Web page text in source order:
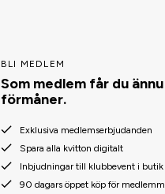
BLI MEDLEM
Som medlem får du
förmåner.
Exklusiva medlemserbjudanden
Spara alla kvitton digitalt
Inbjudningar till klubbevent i butik
90 dagars öppet köp för